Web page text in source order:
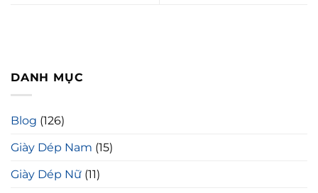
DANH MỤC
Blog (126)
Giày Dép Nam (15)
Giày Dép Nữ (11)